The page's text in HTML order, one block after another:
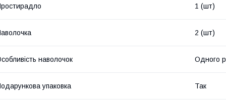
1 (шт)
2 (шт)
наволочок Одного
упаковка Так